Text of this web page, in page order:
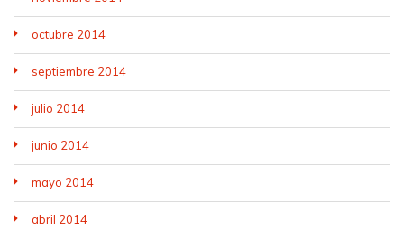
octubre 2014
septiembre 2014
julio 2014
junio 2014
mayo 2014
abril 2014